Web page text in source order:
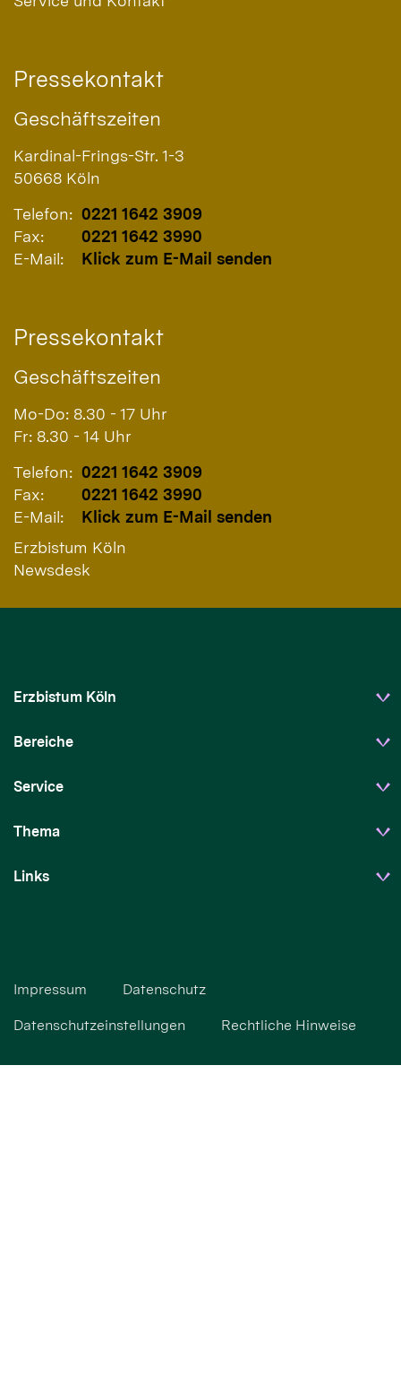
Pressekontakt
Geschäftszeiten
Kardinal-Frings-Str. 1-3
50668 Köln
Telefon: 0221 1642 3909
Fax:
0221 1642 3990
E-Mail:
Klick zum E-Mail senden
Pressekontakt
Geschäftszeiten
Mo-Do: 8.30 - 17 Uhr
Fr: 8.30 - 14 Uhr
Telefon: 0221 1642 3909
Fax:
0221 1642 3990
E-Mail:
Klick zum E-Mail senden
Erzbistum Köln
Newsdesk
Erzbistum Köln
Bereiche
Service
Thema
Links
Impressum Datenschutz
Datenschutzeinstellungen Rechtliche Hinweise